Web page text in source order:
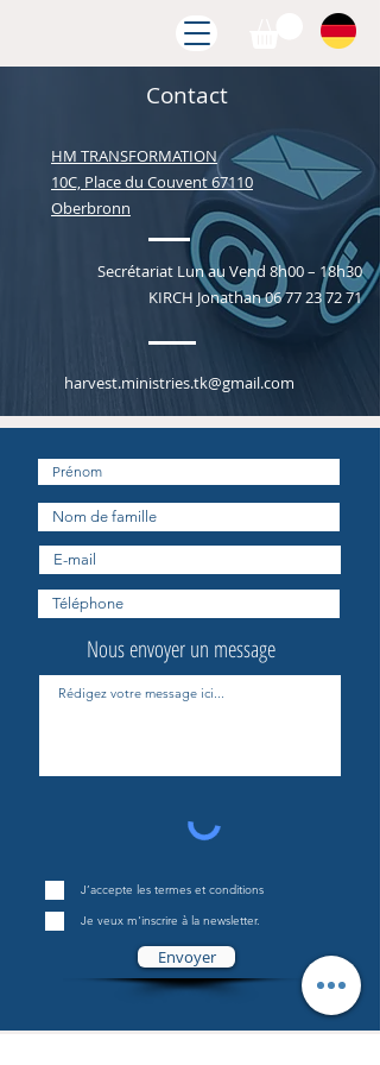
Contact
HM TRANSFORMATION
10C, Place du Couvent 67110
Oberbronn
Secrétariat Lun au Vend 8h00 – 18h30
KIRCH Jonathan 06 77 23 72 71
harvest.ministries.tk@gmail.com
Nous envoyer un message
J’accepte les termes et conditions
Je veux m'inscrire à la newsletter.
Envoyer